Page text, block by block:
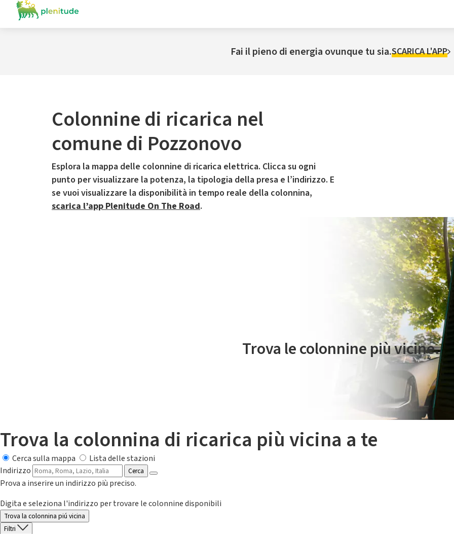
Fai il pieno di energia ovunque tu sia.SCARICA L'APP
Colonnine di ricarica nel
comune di Pozzonovo
Esplora la mappa delle colonnine di ricarica elettrica. Clicca su ogni
punto per visualizzare la potenza, la tipologia della presa e l’indirizzo. E
se vuoi visualizzare la disponibilità in tempo reale della colonnina,
scarica l’app Plenitude On The Road.
Il servizio di mobilità elettrica è gestito da Plenitude On The Road
Trova le colonnine più vicine.
Trova la colonnina di ricarica più vicina a te
Cerca sulla mappa
Lista delle stazioni
Indirizzo
Cerca
Prova a inserire un indirizzo più preciso.
Digita e seleziona l'indirizzo per trovare le colonnine disponibili
Trova la colonnina piú vicina
Filtri